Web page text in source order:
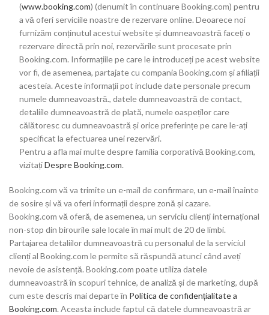
(www.booking.com) (denumit în continuare Booking.com) pentru
a vă oferi serviciile noastre de rezervare online. Deoarece noi
furnizăm conținutul acestui website și dumneavoastră faceți o
rezervare directă prin noi, rezervările sunt procesate prin
Booking.com. Informațiile pe care le introduceți pe acest website
vor fi, de asemenea, partajate cu compania Booking.com și afiliații
acesteia. Aceste informații pot include date personale precum
numele dumneavoastră., datele dumneavoastră de contact,
detaliile dumneavoastră de plată, numele oaspeților care
călătoresc cu dumneavoastră și orice preferințe pe care le-ați
specificat la efectuarea unei rezervări.
Pentru a afla mai multe despre familia corporativă Booking.com,
vizitațiDespre Booking.com.
Booking.com vă va trimite un e-mail de confirmare, un e-mail înainte
de sosire și vă va oferi informații despre zonă și cazare.
Booking.com vă oferă, de asemenea, un serviciu clienți internațional
non-stop din birourile sale locale în mai mult de 20 de limbi.
Partajarea detaliilor dumneavoastră cu personalul de la serviciul
clienți al Booking.com le permite să răspundă atunci când aveți
nevoie de asistență. Booking.com poate utiliza datele
dumneavoastră în scopuri tehnice, de analiză și de marketing, după
cum este descris mai departe în Politica de confidențialitate a
Booking.com. Aceasta include faptul că datele dumneavoastră ar